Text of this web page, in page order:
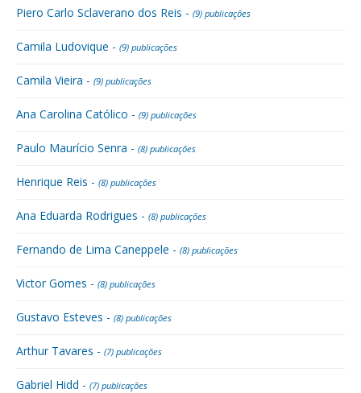
Piero Carlo Sclaverano dos Reis - (9) publicações
Camila Ludovique - (9) publicações
Camila Vieira - (9) publicações
Ana Carolina Católico - (9) publicações
Paulo Maurício Senra - (8) publicações
Henrique Reis - (8) publicações
Ana Eduarda Rodrigues - (8) publicações
Fernando de Lima Caneppele - (8) publicações
Victor Gomes - (8) publicações
Gustavo Esteves - (8) publicações
Arthur Tavares - (7) publicações
Gabriel Hidd - (7) publicações